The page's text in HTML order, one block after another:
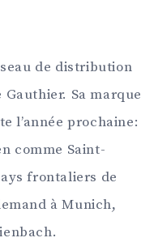
de distribution
Sa marque
l’année prochaine:
comme Saint-
frontaliers de
à Munich,